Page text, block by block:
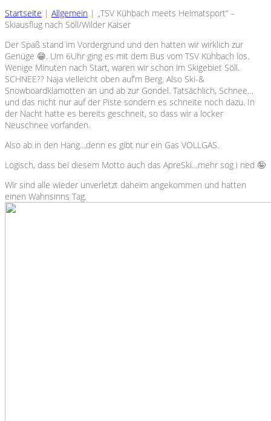
Startseite | Allgemein | „TSV Kühbach meets Heimatsport“ –
Skiausflug nach Söll/Wilder Kaiser
Der Spaß stand im Vordergrund und den hatten wir wirklich zur
Genüge 😁. Um 6Uhr ging es mit dem Bus vom TSV Kühbach los.
Wenige Minuten nach Start, waren wir schon im Skigebiet Söll.
SCHNEE?? Naja vielleicht oben auf’m Berg. Also Ski-&
Snowboardklamotten an und ab zur Gondel. Tatsächlich, Schnee…
und das nicht nur auf der Piste sondern es schneite noch dazu. In
der Nacht hatte es bereits geschneit, so dass wir a locker
Neuschnee vorfanden.
Also ab in den Hang…denn es gibt nur ein Gas VOLLGAS.
Logisch, dass bei diesem Motto auch das ApreSki…mehr sog i ned 🤪
Wir sind alle wieder unverletzt daheim angekommen und hatten
einen Wahnsinns Tag.